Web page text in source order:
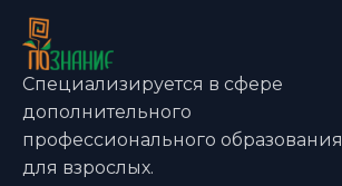
Специализируется в сфере
дополнительного
профессионального образования
для взрослых.